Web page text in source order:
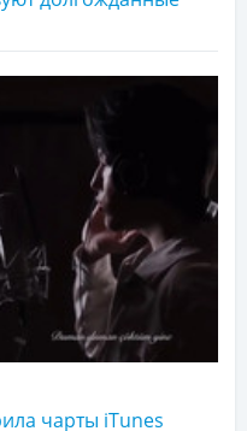
чарты iTunes